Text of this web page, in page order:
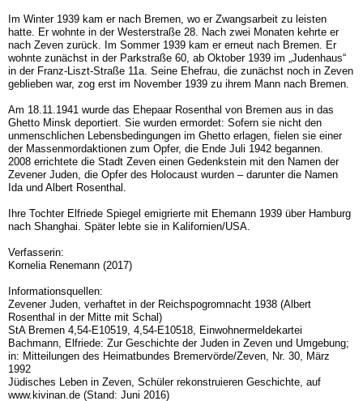
Im Winter 1939 kam er nach Bremen, wo er Zwangsarbeit zu leisten
hatte. Er wohnte in der Westerstraße 28. Nach zwei Monaten kehrte er
nach Zeven zurück. Im Sommer 1939 kam er erneut nach Bremen. Er
wohnte zunächst in der Parkstraße 60, ab Oktober 1939 im „Judenhaus“
in der Franz-Liszt-Straße 11a. Seine Ehefrau, die zunächst noch in Zeven
geblieben war, zog erst im November 1939 zu ihrem Mann nach Bremen.
Am 18.11.1941 wurde das Ehepaar Rosenthal von Bremen aus in das
Ghetto Minsk deportiert. Sie wurden ermordet: Sofern sie nicht den
unmenschlichen Lebensbedingungen im Ghetto erlagen, fielen sie einer
der Massenmordaktionen zum Opfer, die Ende Juli 1942 begannen.
2008 errichtete die Stadt Zeven einen Gedenkstein mit den Namen der
Zevener Juden, die Opfer des Holocaust wurden – darunter die Namen
Ida und Albert Rosenthal.
Ihre Tochter Elfriede Spiegel emigrierte mit Ehemann 1939 über Hamburg
nach Shanghai. Später lebte sie in Kalifornien/USA.
Verfasserin:
Kornelia Renemann (2017)
Informationsquellen:
Zevener Juden, verhaftet in der Reichspogromnacht 1938 (Albert
Rosenthal in der Mitte mit Schal)
StA Bremen 4,54-E10519, 4,54-E10518, Einwohnermeldekartei
Bachmann, Elfriede: Zur Geschichte der Juden in Zeven und Umgebung;
in: Mitteilungen des Heimatbundes Bremervörde/Zeven, Nr. 30, März
1992
Jüdisches Leben in Zeven, Schüler rekonstruieren Geschichte, auf
www.kivinan.de (Stand: Juni 2016)